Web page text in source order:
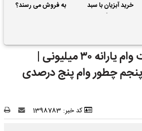
خرید آبزیان با سبد
به فروش می رسند؟
خبر مهم از پرداخت وام یارانه ۳۰ میلیونی |
چطور وام پنج درصدی
کد خبر: 1398783